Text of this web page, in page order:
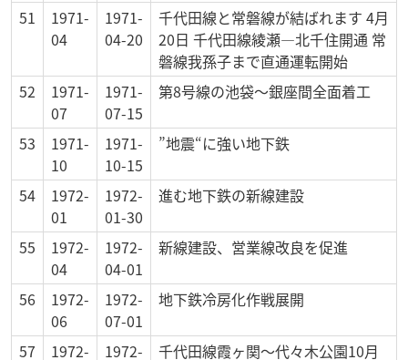
51
1971-
04
1971-
04-20
千代田線と常磐線が結ばれます 4月
20日 千代田線綾瀬―北千住開通 常
磐線我孫子まで直通運転開始
52
1971-
07
1971-
07-15
第8号線の池袋～銀座間全面着工
53
1971-
10
1971-
10-15
”地震“に強い地下鉄
54
1972-
01
1972-
01-30
進む地下鉄の新線建設
55
1972-
04
1972-
04-01
新線建設、営業線改良を促進
56
1972-
06
1972-
07-01
地下鉄冷房化作戦展開
57
1972-
1972-
千代田線霞ヶ関～代々木公園10月